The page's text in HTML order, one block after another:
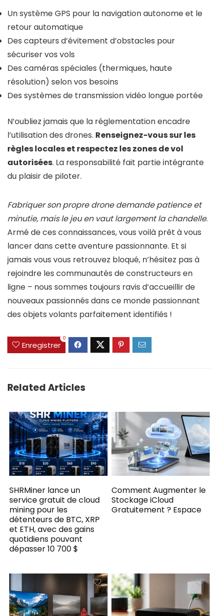
Un système GPS pour la navigation autonome et le
retour automatique
Des capteurs d’évitement d’obstacles pour
sécuriser vos vols
Des caméras spéciales (thermiques, haute
résolution) selon vos besoins
Des systèmes de transmission vidéo longue portée
N’oubliez jamais que la réglementation encadre
l’utilisation des drones. Renseignez-vous sur les
règles locales et respectez les zones de vol
autorisées. La responsabilité fait partie intégrante
du plaisir de piloter.
Fabriquer son propre drone demande patience et
minutie, mais le jeu en vaut largement la chandelle.
Armé de ces connaissances, vous voilà prêt à vous
lancer dans cette aventure passionnante. Et si
jamais vous vous retrouvez bloqué, n’hésitez pas à
rejoindre les communautés de constructeurs en
ligne – nous sommes toujours ravis d’accueillir de
nouveaux passionnés dans ce monde passionnant
des objets volants parfaitement identifiés !
Enregistrer
0
Related Articles
SHRMiner lance un
service gratuit de cloud
mining pour les
détenteurs de BTC, XRP
et ETH, avec des gains
quotidiens pouvant
dépasser 10 700 $
Comment Augmenter le
Stockage iCloud
Gratuitement ? Espace